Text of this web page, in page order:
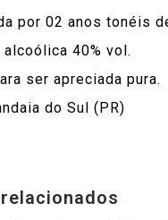
por 02 anos tonéis
alcoólica 40% vol.
ser apreciada pura.
do Sul (PR)